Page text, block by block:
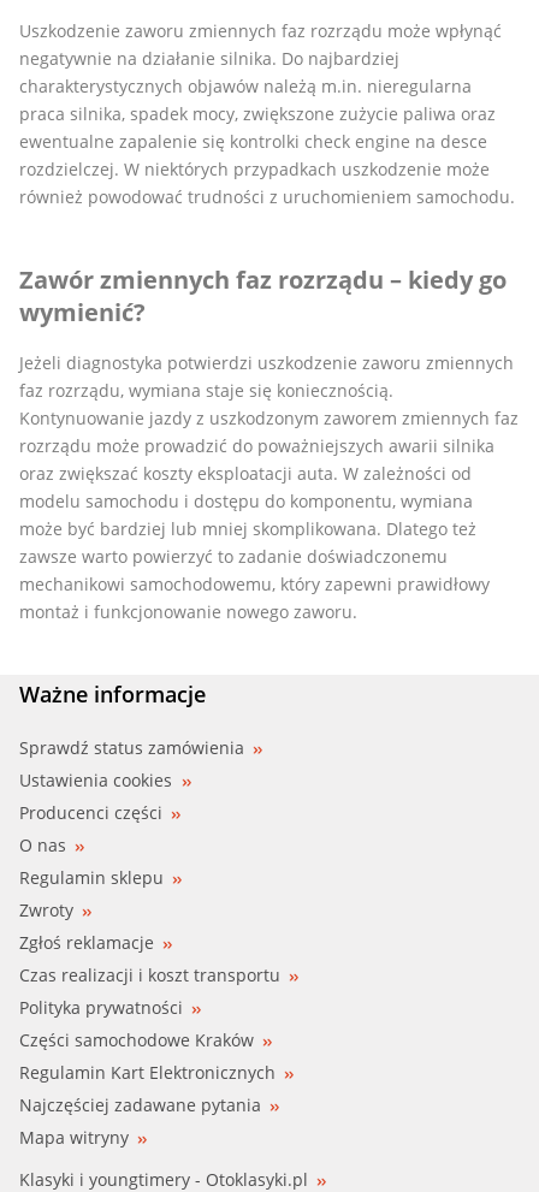
Uszkodzenie zaworu zmiennych faz rozrządu może wpłynąć
negatywnie na działanie silnika. Do najbardziej
charakterystycznych objawów należą m.in. nieregularna
praca silnika, spadek mocy, zwiększone zużycie paliwa oraz
ewentualne zapalenie się kontrolki check engine na desce
rozdzielczej. W niektórych przypadkach uszkodzenie może
również powodować trudności z uruchomieniem samochodu.
Zawór zmiennych faz rozrządu – kiedy go
wymienić?
Jeżeli diagnostyka potwierdzi uszkodzenie zaworu zmiennych
faz rozrządu, wymiana staje się koniecznością.
Kontynuowanie jazdy z uszkodzonym zaworem zmiennych faz
rozrządu może prowadzić do poważniejszych awarii silnika
oraz zwiększać koszty eksploatacji auta. W zależności od
modelu samochodu i dostępu do komponentu, wymiana
może być bardziej lub mniej skomplikowana. Dlatego też
zawsze warto powierzyć to zadanie doświadczonemu
mechanikowi samochodowemu, który zapewni prawidłowy
montaż i funkcjonowanie nowego zaworu.
Ważne informacje
Sprawdź status zamówienia
Ustawienia cookies
Producenci części
O nas
Regulamin sklepu
Zwroty
Zgłoś reklamacje
Czas realizacji i koszt transportu
Polityka prywatności
Części samochodowe Kraków
Regulamin Kart Elektronicznych
Najczęściej zadawane pytania
Mapa witryny
Klasyki i youngtimery - Otoklasyki.pl